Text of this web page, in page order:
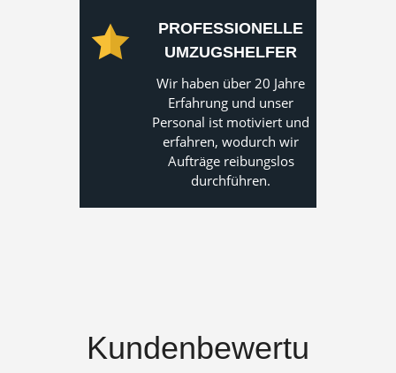
PROFESSIONELLE
UMZUGSHELFER
Wir haben über 20 Jahre
Erfahrung und unser
Personal ist motiviert und
erfahren, wodurch wir
Aufträge reibungslos
durchführen.
Kundenbewertu